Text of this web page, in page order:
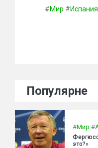
#Мир #Испания
Популярне
#Мир #
это?»